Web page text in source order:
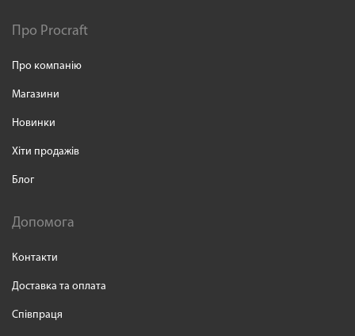
Про Procraft
Про компанію
Магазини
Новинки
Хіти продажів
Блог
Допомога
Контакти
Доставка та оплата
Співпраця